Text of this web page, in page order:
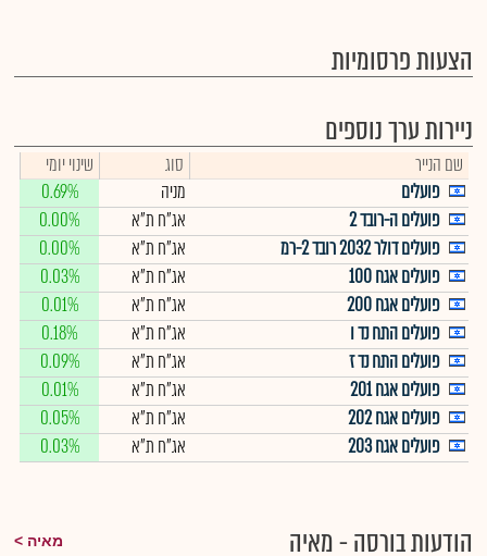
הצעות פרסומיות
ניירות ערך נוספים
שם הנייר סוג
שינוי יומי
פועלים
מניה
0.69%
פועלים ה-רובד 2
אג"ח ת"א
0.00%
פועלים דולר 2032 רובד 2-רמ
אג"ח ת"א
0.00%
פועלים אגח 100
אג"ח ת"א
0.03%
פועלים אגח 200
אג"ח ת"א
0.01%
פועלים התח נד ו
אג"ח ת"א
0.18%
פועלים התח נד ז
אג"ח ת"א
0.09%
פועלים אגח 201
אג"ח ת"א
0.01%
פועלים אגח 202
אג"ח ת"א
0.05%
פועלים אגח 203
אג"ח ת"א 0.03%
הודעות בורסה - מאיה מאיה